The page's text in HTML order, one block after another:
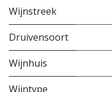
Wijnstreek
Druivensoort
Wijnhuis
Wijntype